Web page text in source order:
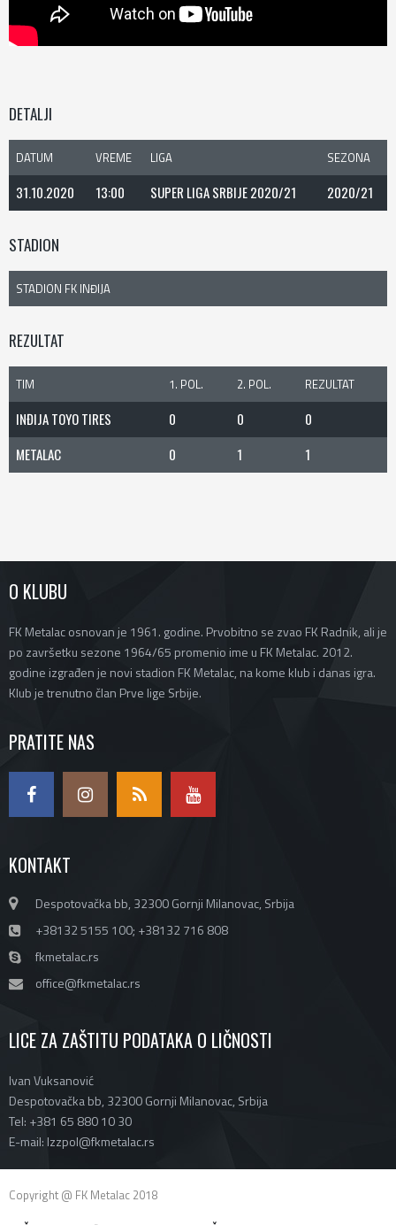
DETALJI
DATUM VREME LIGA SEZONA
31.10.2020 13:00 SUPER LIGA SRBIJE 2020/21 2020/21
STADION
STADION FK INĐIJA
REZULTAT
TIM 1. POL. 2. POL. REZULTAT
INĐIJA TOYO TIRES 0 0
0
METALAC
0 1 1
O KLUBU
FK Metalac osnovan je 1961. godine. Prvobitno se zvao FK Radnik, ali je
po završetku sezone 1964/65 promenio ime u FK Metalac. 2012.
godine izgrađen je novi stadion FK Metalac, na kome klub i danas igra.
Klub je trenutno član Prve lige Srbije.
PRATITE NAS
KONTAKT
Despotovačka bb, 32300 Gornji Milanovac, Srbija
+38132 5155 100; +38132 716 808
fkmetalac.rs
office@fkmetalac.rs
LICE ZA ZAŠTITU PODATAKA O LIČNOSTI
Ivan Vuksanović
Despotovačka bb, 32300 Gornji Milanovac, Srbija
Tel: +381 65 880 10 30
E-mail: lzzpol@fkmetalac.rs
Copyright @ FK Metalac 2018